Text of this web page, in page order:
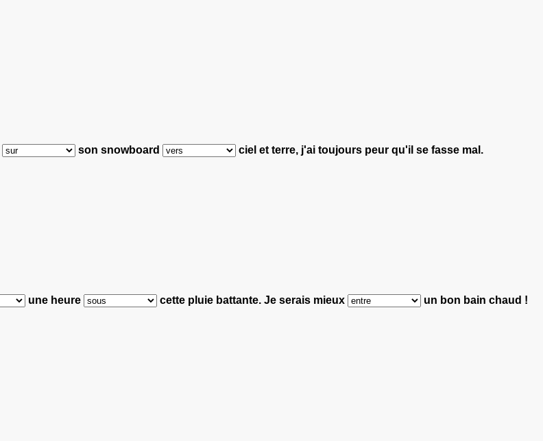
son snowboard ciel et terre, j'ai toujours peur qu'il se fasse mal.
une heure cette pluie battante. Je serais mieux un bon bain chaud !